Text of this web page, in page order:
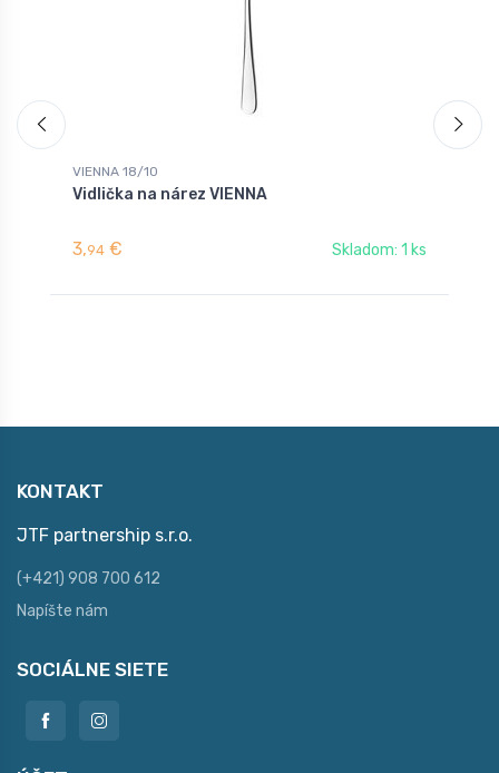
VIENNA 18/10
Vidlička na nárez VIENNA
3,94 € Skladom: 1 ks
KONTAKT
JTF partnership s.r.o.
(+421) 908 700 612
Napíšte nám
SOCIÁLNE SIETE